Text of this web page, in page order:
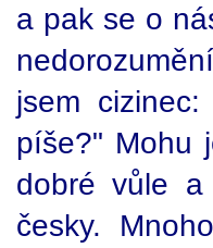
a pak se o
jsem
píše?" Mohu
dobré vůle
česky.